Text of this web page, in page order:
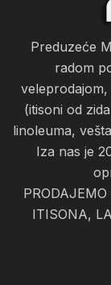
Preduzeće
radom
(itisoni od
linoleuma,
Iza nas je
ITISONA,